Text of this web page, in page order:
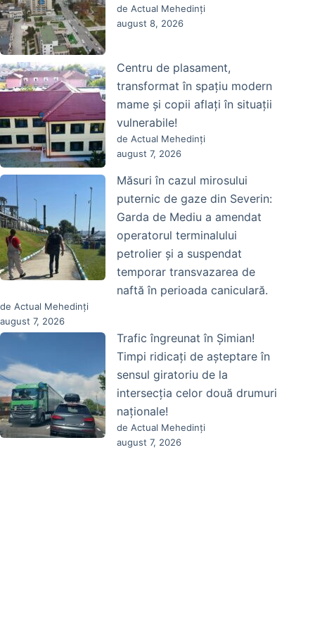
de Actual Mehedinți
august 8, 2026
Centru de plasament,
transformat în spațiu modern
mame și copii aflați în situații
vulnerabile!
de Actual Mehedinți
august 7, 2026
Măsuri în cazul mirosului
puternic de gaze din Severin:
Garda de Mediu a amendat
operatorul terminalului
petrolier și a suspendat
temporar transvazarea de
naftă în perioada caniculară.
de Actual Mehedinți
august 7, 2026
Trafic îngreunat în Șimian!
Timpi ridicați de așteptare în
sensul giratoriu de la
intersecția celor două drumuri
naționale!
de Actual Mehedinți
august 7, 2026